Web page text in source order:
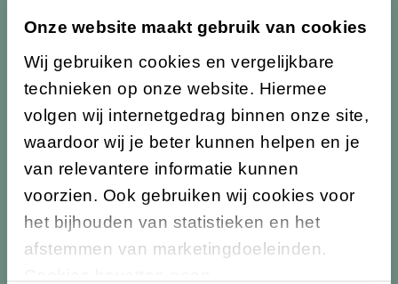
Onze website maakt gebruik van cookies
Wij gebruiken cookies en vergelijkbare
technieken op onze website. Hiermee
volgen wij internetgedrag binnen onze site,
waardoor wij je beter kunnen helpen en je
van relevantere informatie kunnen
voorzien. Ook gebruiken wij cookies voor
het bijhouden van statistieken en het
afstemmen van marketingdoeleinden.
Restaurant
Je kan bij SpaPuur terecht voor een volledig
dagje wellness. Pak tussendoor een moment
voor jezelf. Ontdek de smakelijke gerechten
voor zowel de lunch als diner.